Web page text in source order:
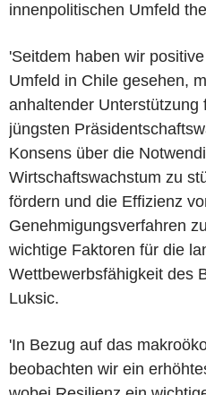
innenpolitischen Umfeld
'Seitdem haben wir
Umfeld in Chile gesehen,
anhaltender Unterstützung
jüngsten
Konsens über die
Wirtschaftswachstum zu
fördern und die Effizienz
Genehmigungsverfahren
wichtige Faktoren für die
Wettbewerbsfähigkeit des
Luksic.
'In Bezug auf das
beobachten wir ein